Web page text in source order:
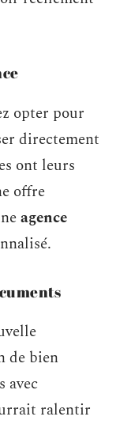
opter pour
directement
ont leurs
offre
agence
de bien
avec
ralentir